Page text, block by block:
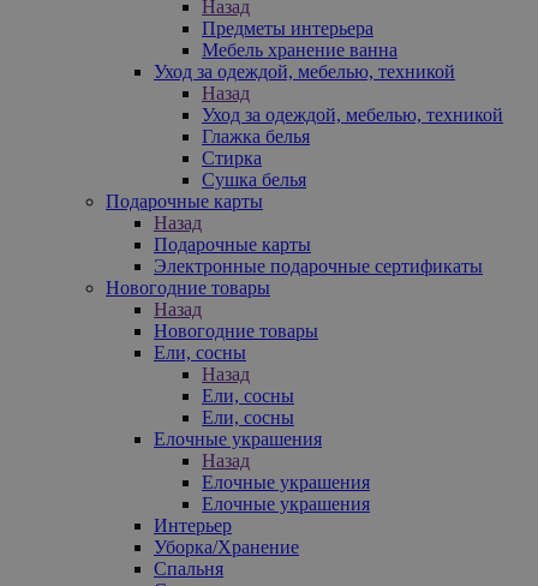
Назад
Предметы интерьера
Мебель хранение ванна
Уход за одеждой, мебелью, техникой
Назад
Уход за одеждой, мебелью, техникой
Глажка белья
Стирка
Сушка белья
Подарочные карты
Назад
Подарочные карты
Электронные подарочные сертификаты
Новогодние товары
Назад
Новогодние товары
Ели, сосны
Назад
Ели, сосны
Ели, сосны
Елочные украшения
Назад
Елочные украшения
Елочные украшения
Интерьер
Уборка/Хранение
Спальня